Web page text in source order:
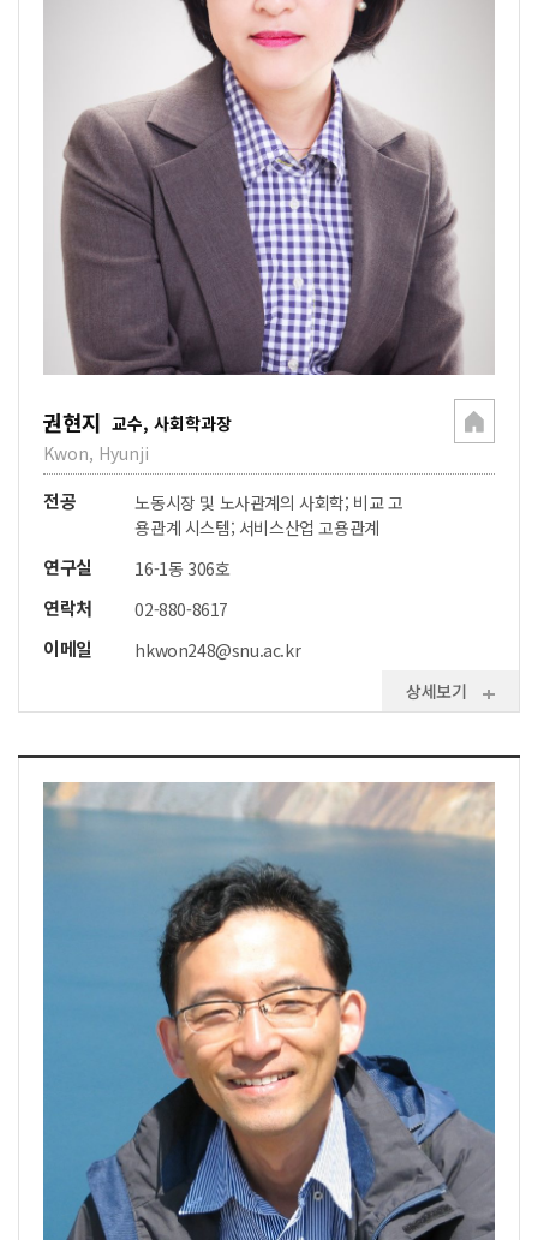
권현지 교수, 사회학과장
Kwon, Hyunji
전공
노동시장 및 노사관계의 사회학; 비교 고
용관계 시스템; 서비스산업 고용관계
연구실 16-1동 306호
연락처 02-880-8617
이메일
hkwon248@snu.ac.kr
상세보기